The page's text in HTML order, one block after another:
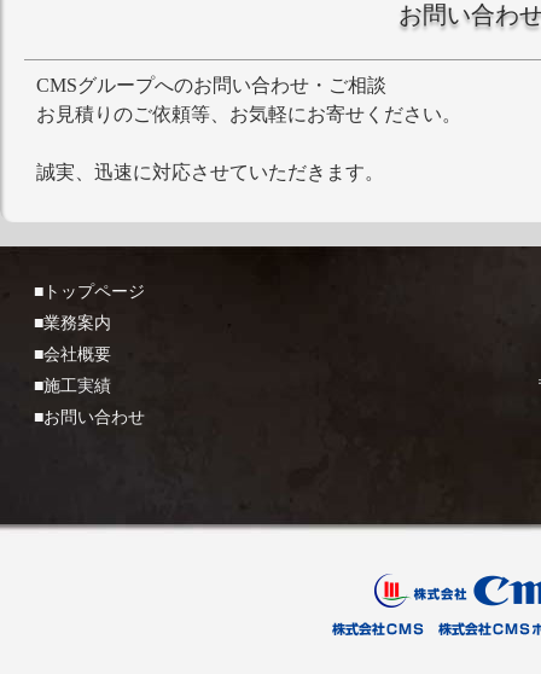
お問い合わ
CMSグループへのお問い合わせ・ご相談
お見積りのご依頼等、お気軽にお寄せください。
誠実、迅速に対応させていただきます。
■トップページ
■業務案内
■会社概要
■施工実績
■お問い合わせ